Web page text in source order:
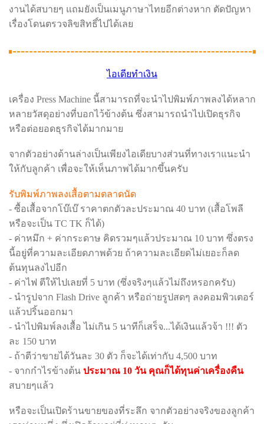
งานได้สบายๆ แถมยังเป็นเมนูภาษาไทยอีกต่างหาก ตัดปัญหา
เรื่องโดนตรวจลิขสิทธิ์ไปได้เลย
ไอเดียทำเงิน
เครื่อง Press Machine นี้สามารถที่จะนำไปพิมพ์ภาพลงได้หลาก
หลายวัสดุอย่างที่บอกไว้ข้างต้น ซึ่งสามารถนำไปเปิดธุรกิจ
หรือต่อยอดธุรกิจได้มากมาย
จากตัวอย่างด้านล่างเป็นเพียงไอเดียบางส่วนที่ทางเราแนะนำ
ให้กับลูกค้า เพื่อจะให้เห็นภาพได้มากขึ้นครับ
รับพิมพ์ภาพลงเสื้อตามตลาดนัด
- ซื้อเสื้อจากโบ๊เบ๊ ราคาตกตัวละประมาณ 40 บาท (เสื้อโพลี
หรือจะเป็น TC TK ก็ได้)
- ค่าหมึก + ค่ากระดาษ คิดรวมๆแล้วประมาณ 10 บาท ซึ่งตรง
นี้อยู่ที่ความละเอียดภาพด้วย ถ้าความละเอียดไม่เยอะก็ลด
ต้นทุนลงไปอีก
- ค่าไฟ ตีให้ไปเลยที่ 5 บาท (ซึ่งจริงๆแล้วไม่ถึงหรอกครับ)
- นำรูปจาก Flash Drive ลูกค้า หรือถ่ายรูปสดๆ ลงคอมพิวเตอร์
แล้วปริ้นออกมา
- นำไปพิมพ์ลงเสื้อ ไม่เกิน 5 นาทีก็เสร็จ...ได้เงินแล้วจ้า !!! ตัว
ละ 150 บาท
- ถ้าตีว่าขายได้วันละ 30 ตัว ก็จะได้เท่ากับ 4,500 บาท
- จากกำไรข้างต้น ประมาณ 10 วัน คุณก็ได้ทุนค่าเครื่องคืน
สบายๆแล้ว
หรือจะเป็นเปิดร้านขายของที่ระลึก จากตัวอย่างจริงของลูกค้า